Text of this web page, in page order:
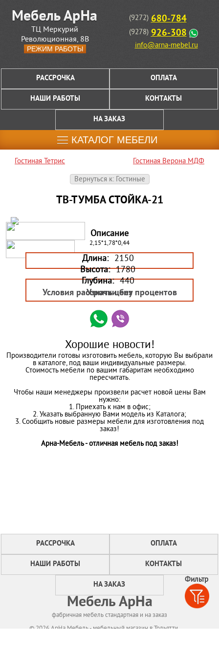
Фильтр
ТЦ Меркурий
Революционная, 8В
РЕЖИМ РАБОТЫ
(9272) 680-784
(9278) 926-308
info@arna-mebel.ru
РАССРОЧКА ОПЛАТА
НАШИ РАБОТЫ КОНТАКТЫ
НА ЗАКАЗ
КАТАЛОГ МЕБЕЛИ
Гостиная Тетрис
Гостиная Верона МДФ
Вернуться к: Гостиные
ТВ-ТУМБА СТОЙКА-21
Описание
2,15*1,78*0,44
Длина: 2150
Высота: 1780
Глубина: 440
Узнать цену
Условия рассрочки без процентов
Хорошие новости!
Производители готовы изготовить мебель, которую Вы выбрали
в каталоге, под ваши индивидуальные размеры.
Стоимость мебели по вашим габаритам необходимо
пересчитать.
Чтобы наши менеджеры произвели расчет новой цены Вам
нужно:
1. Приехать к нам в офис;
2. Указать выбранную Вами модель из Каталога;
3. Сообщить новые размеры мебели для изготовления под
заказ!
Арна-Мебель - отличная мебель под заказ!
РАССРОЧКА ОПЛАТА
НАШИ РАБОТЫ КОНТАКТЫ
НА ЗАКАЗ
Мебель АрНа
фабричная мебель стандартная и на заказ
© 2026 АрНа Мебель - мебельный магазин в Тольятти